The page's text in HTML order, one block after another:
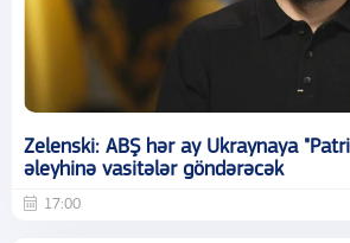
Zelenski: ABŞ hər ay Ukraynaya
əleyhinə vasitələr göndərəcək
17:00